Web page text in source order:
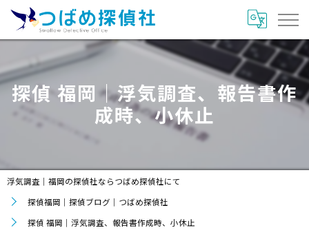
探偵 福岡｜浮気調査、報告書作
成時、小休止
浮気調査｜福岡の探偵社ならつばめ探偵社にて
探偵福岡｜探偵ブログ｜つばめ探偵社
探偵 福岡｜浮気調査、報告書作成時、小休止